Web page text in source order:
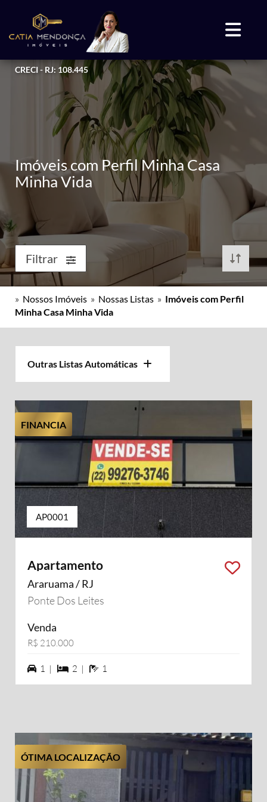
CRECI - RJ: 108.445
Imóveis com Perfil Minha Casa
Minha Vida
Filtrar
» Nossos Imóveis » Nossas Listas » Imóveis com Perfil
Minha Casa Minha Vida
Outras Listas Automáticas
FINANCIA
AP0001
Apartamento
Araruama / RJ
Ponte Dos Leites
Venda
R$ 210.000
1 vagas na garagem
1 | 2 dormiórios
2 | 1 banheiros
1
ÓTIMA LOCALIZAÇÃO